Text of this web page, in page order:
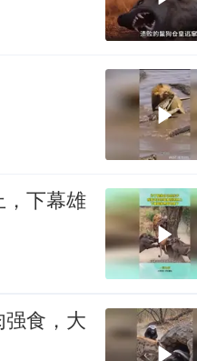
，下幕雄
食，大